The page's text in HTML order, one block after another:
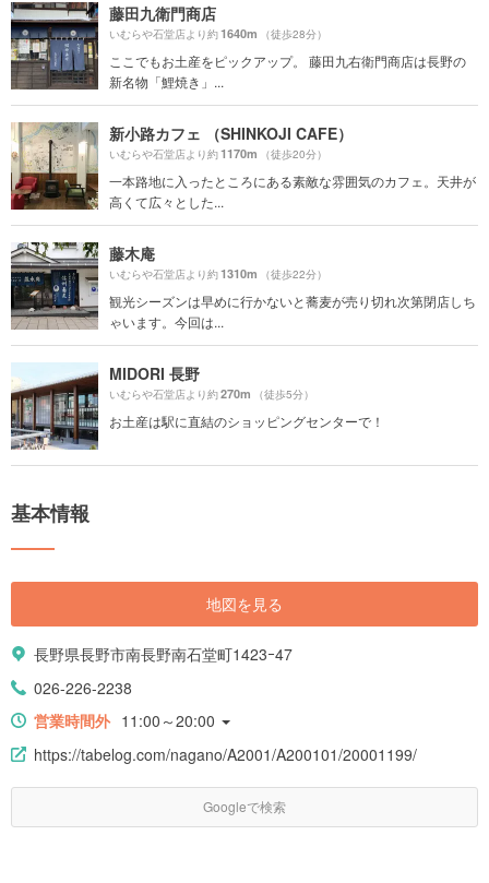
藤田九衛門商店
いむらや石堂店より約1640m （徒歩28分）
ここでもお土産をピックアップ。 藤田九右衛門商店は長野の
新名物「鯉焼き」...
新小路カフェ （SHINKOJI CAFE）
いむらや石堂店より約1170m （徒歩20分）
一本路地に入ったところにある素敵な雰囲気のカフェ。天井が
高くて広々とした...
藤木庵
いむらや石堂店より約1310m （徒歩22分）
観光シーズンは早めに行かないと蕎麦が売り切れ次第閉店しち
ゃいます。今回は...
MIDORI 長野
いむらや石堂店より約270m （徒歩5分）
お土産は駅に直結のショッピングセンターで！
基本情報
地図を見る
長野県長野市南長野南石堂町1423ｰ47
026-226-2238
営業時間外 11:00～20:00
https://tabelog.com/nagano/A2001/A200101/20001199/
Googleで検索